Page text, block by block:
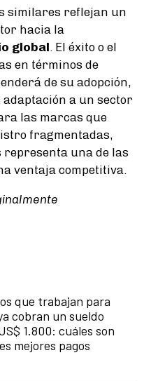
similares reflejan un
hacia la
global . El éxito o el
en términos de
de su adopción,
a un sector
las marcas que
fragmentadas,
una de las
ventaja competitiva.
que trabajan para
cobran un sueldo
1.800: cuáles son
mejores pagos